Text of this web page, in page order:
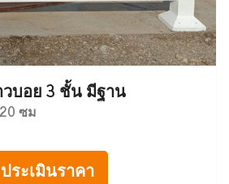
วบอย 3 ชั้น มีฐาน
ซม
ระเมินราคา